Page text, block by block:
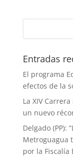
Entradas
El programa
efectos de la
La XIV
un nuevo
Delgado (PP):
Metroguagua
por la Fiscalía